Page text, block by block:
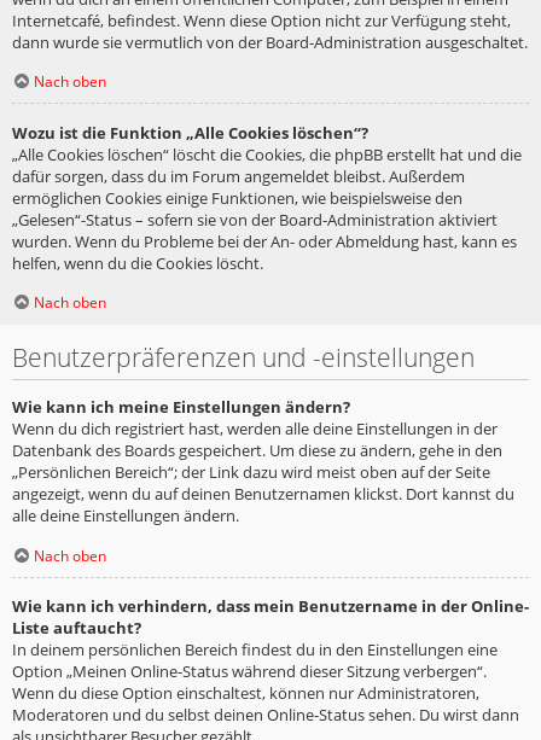
Internetcafé, befindest. Wenn diese Option nicht zur Verfügung steht,
dann wurde sie vermutlich von der Board-Administration ausgeschaltet.
Nach oben
Wozu ist die Funktion „Alle Cookies löschen“?
„Alle Cookies löschen“ löscht die Cookies, die phpBB erstellt hat und die
dafür sorgen, dass du im Forum angemeldet bleibst. Außerdem
ermöglichen Cookies einige Funktionen, wie beispielsweise den
„Gelesen“-Status – sofern sie von der Board-Administration aktiviert
wurden. Wenn du Probleme bei der An- oder Abmeldung hast, kann es
helfen, wenn du die Cookies löscht.
Nach oben
Benutzerpräferenzen und -einstellungen
Wie kann ich meine Einstellungen ändern?
Wenn du dich registriert hast, werden alle deine Einstellungen in der
Datenbank des Boards gespeichert. Um diese zu ändern, gehe in den
„Persönlichen Bereich“; der Link dazu wird meist oben auf der Seite
angezeigt, wenn du auf deinen Benutzernamen klickst. Dort kannst du
alle deine Einstellungen ändern.
Nach oben
Wie kann ich verhindern, dass mein Benutzername in der Online-
Liste auftaucht?
In deinem persönlichen Bereich findest du in den Einstellungen eine
Option „Meinen Online-Status während dieser Sitzung verbergen“.
Wenn du diese Option einschaltest, können nur Administratoren,
Moderatoren und du selbst deinen Online-Status sehen. Du wirst dann